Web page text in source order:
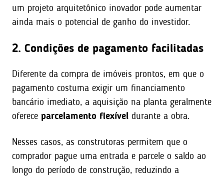
um projeto arquitetônico inovador pode aumentar
ainda mais o potencial de ganho do investidor.
2. Condições de pagamento facilitadas
Diferente da compra de imóveis prontos, em que o
pagamento costuma exigir um financiamento
bancário imediato, a aquisição na planta geralmente
oferece parcelamento flexível durante a obra.
Nesses casos, as construtoras permitem que o
comprador pague uma entrada e parcele o saldo ao
longo do período de construção, reduzindo a